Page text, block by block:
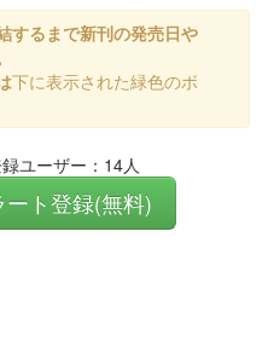
するまで新刊の発売日や
下に表示された緑色のボ
ユーザー：14人
ト登録(無料)